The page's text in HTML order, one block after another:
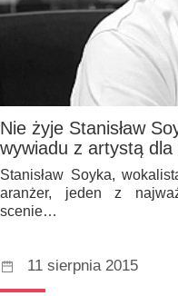
Nie żyje Stanisław
wywiadu z artystą
Stanisław Soyka,
aranżer, jeden z
scenie…
11 sierpnia 2015